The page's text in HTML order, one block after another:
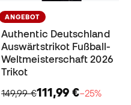
ANGEBOT
Authentic Deutschland
Auswärtstrikot Fußball-
Weltmeisterschaft 2026
Trikot
149,99 €111,99 €−25%